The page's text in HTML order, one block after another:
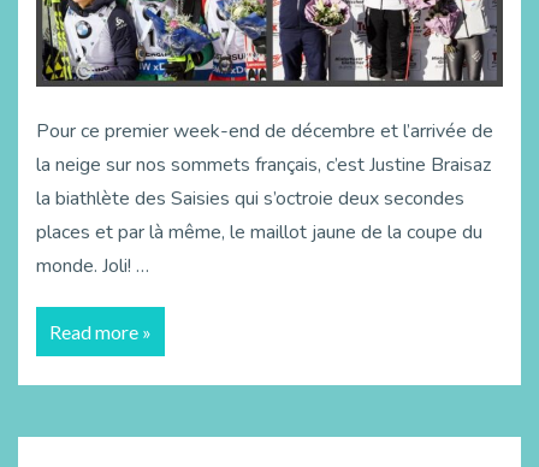
Pour ce premier week-end de décembre et l’arrivée de
la neige sur nos sommets français, c’est Justine Braisaz
la biathlète des Saisies qui s’octroie deux secondes
places et par là même, le maillot jaune de la coupe du
monde. Joli! …
Read more »